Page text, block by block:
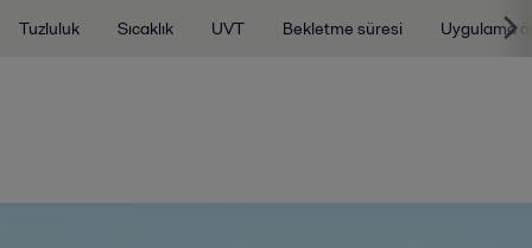
Tuzluluk Sıcaklık UVT Bekletme süresi Uygulama